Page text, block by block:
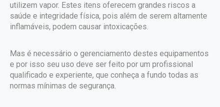
utilizem vapor. Estes itens oferecem grandes riscos a
saúde e integridade física, pois além de serem altamente
inflamáveis, podem causar intoxicações.
Mas é necessário o gerenciamento destes equipamentos
e por isso seu uso deve ser feito por um profissional
qualificado e experiente, que conheça a fundo todas as
normas mínimas de segurança.